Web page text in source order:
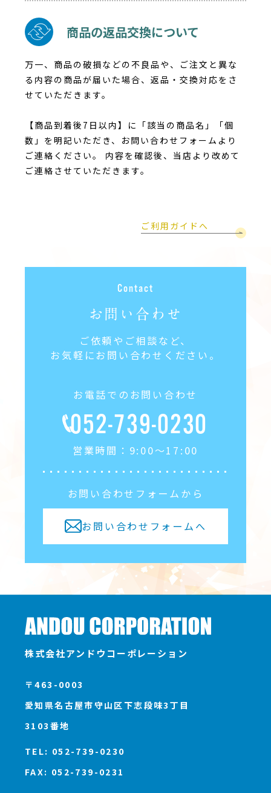
商品の返品交換について
万一、商品の破損などの不良品や、ご注文と異な
る内容の商品が届いた場合、返品・交換対応をさ
せていただきます。
【商品到着後7日以内】に「該当の商品名」「個
数」を明記いただき、お問い合わせフォームより
ご連絡ください。 内容を確認後、当店より改めて
ご連絡させていただきます。
ご利用ガイドへ
お問い合わせ
ご依頼やご相談など、
お気軽にお問い合わせください。
お電話でのお問い合わせ
052-739-0230
営業時間：9:00〜17:00
お問い合わせフォームから
お問い合わせフォームへ
株式会社アンドウコーポレーション
〒463-0003
愛知県名古屋市守山区下志段味3丁目
3103番地
TEL: 052-739-0230
FAX: 052-739-0231